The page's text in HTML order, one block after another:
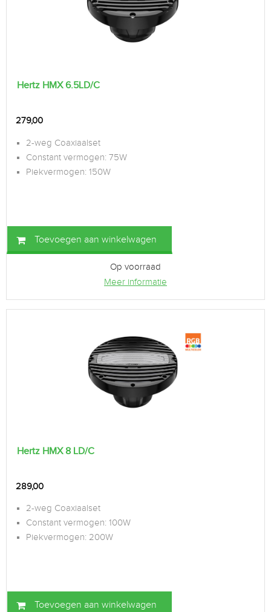
Hertz HMX 6.5LD/C
279,00
2-weg Coaxiaalset
Constant vermogen: 75W
Piekvermogen: 150W
Toevoegen aan winkelwagen
Op voorraad
Meer informatie
Hertz HMX 8 LD/C
289,00
2-weg Coaxiaalset
Constant vermogen: 100W
Piekvermogen: 200W
Toevoegen aan winkelwagen